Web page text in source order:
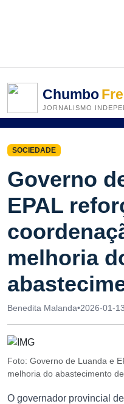
Chumbo
JORNALISMO
SOCIEDADE
Governo
EPAL
melhoria
Benedita Malanda•2026-01-
Foto: Governo de Luanda e
melhoria do abastecimento
O governador provincial